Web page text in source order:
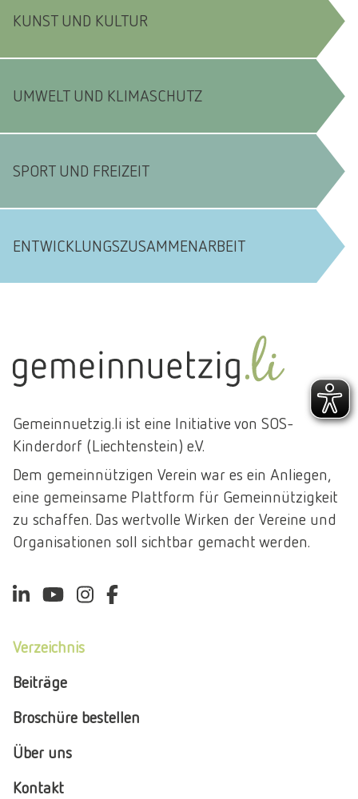
KUNST UND KULTUR
UMWELT UND KLIMASCHUTZ
SPORT UND FREIZEIT
ENTWICKLUNGSZUSAMMENARBEIT
Gemeinnuetzig.li ist eine Initiative von SOS-
Kinderdorf (Liechtenstein) e.V.
Dem gemeinnützigen Verein war es ein Anliegen,
eine gemeinsame Plattform für Gemeinnützigkeit
zu schaffen. Das wertvolle Wirken der Vereine und
Organisationen soll sichtbar gemacht werden.
Verzeichnis
Beiträge
Broschüre bestellen
Über uns
Kontakt